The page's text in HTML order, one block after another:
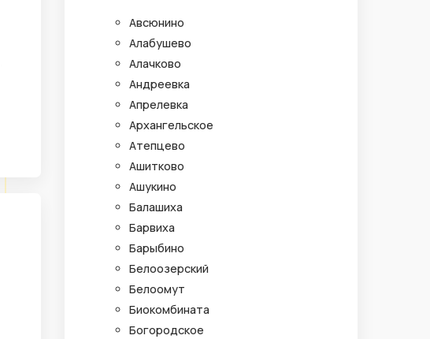
Авсюнино
Алабушево
Алачково
Андреевка
Апрелевка
Архангельское
Атепцево
Ашитково
Ашукино
Балашиха
Барвиха
Барыбино
Белоозерский
Белоомут
Биокомбината
Богородское